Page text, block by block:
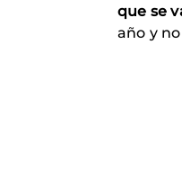
que se
año y